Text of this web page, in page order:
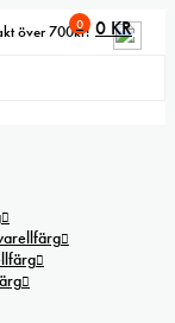
över 700kr!
0 0 KR